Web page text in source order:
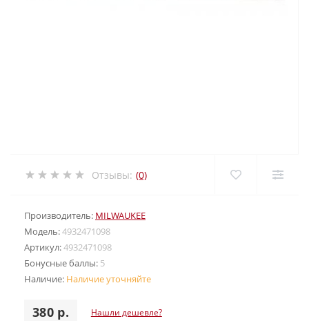
Отзывы: (0)
Производитель: MILWAUKEE
Модель:4932471098
Артикул:4932471098
Бонусные баллы: 5
Наличие: Наличие уточняйте
380 р. Нашли дешевле?